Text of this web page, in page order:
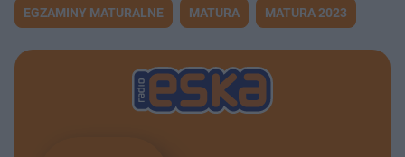
EGZAMINY MATURALNE MATURA MATURA 2023